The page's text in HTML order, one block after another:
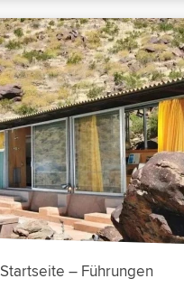
Startseite – Führungen